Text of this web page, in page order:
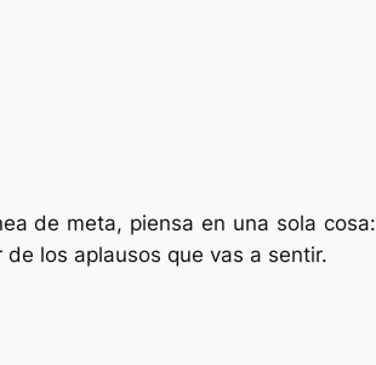
de meta, piensa en una sola cosa:
los aplausos que vas a sentir.